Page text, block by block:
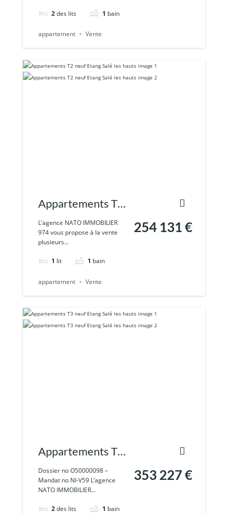
2des lits 1 bain
appartement Vente
Appartements T2
neuf Etang Salé les
hauts
L’agence NATO IMMOBILIER
974 vous propose à la vente
plusieurs...
1 lit 1 bain
254 131 €
appartement Vente
Appartements T3
neuf Etang Salé les
hauts
Dossier no O50000098 –
Mandat no NI-V59 L’agence
NATO IMMOBILIER...
2des lits 1 bain
353 227 €